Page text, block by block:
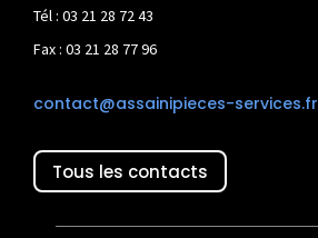
Tél : 03 21 28 72 43
Fax : 03 21 28 77 96
contact@assainipieces-services.fr
Tous les contacts